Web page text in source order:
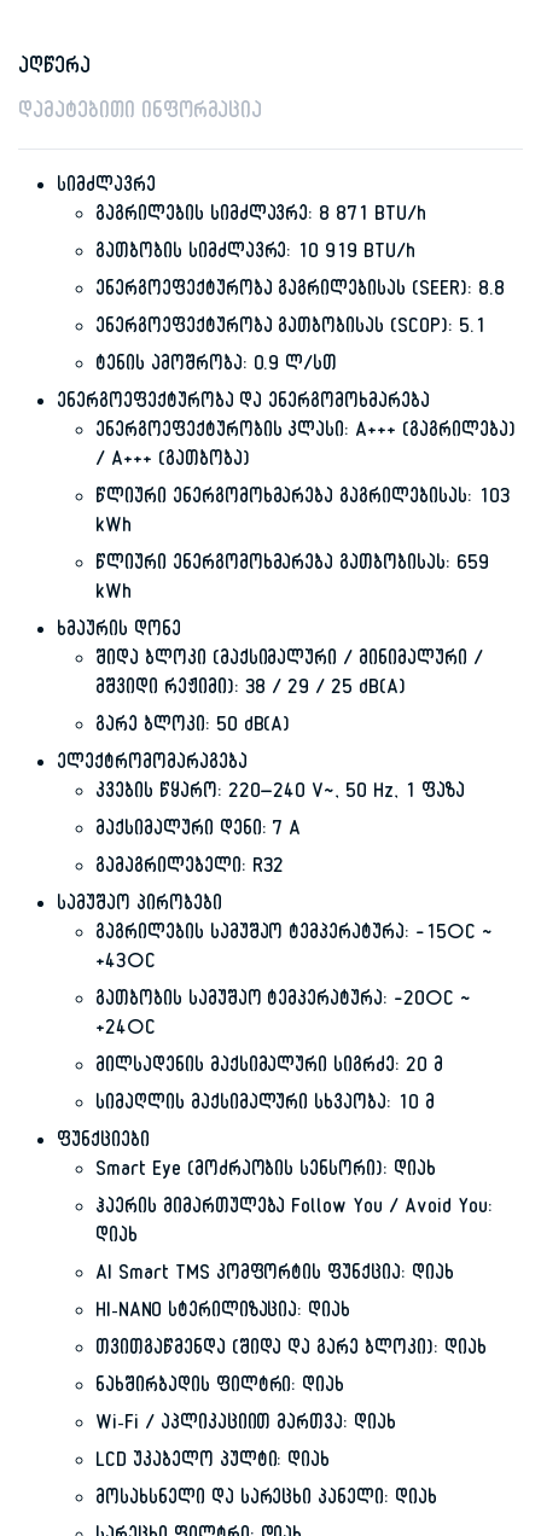
აღწერა
დამატებითი ინფორმაცია
სიმძლავრე
გაგრილების სიმძლავრე: 8 871 BTU/h
გათბობის სიმძლავრე: 10 919 BTU/h
ენერგოეფექტურობა გაგრილებისას (SEER): 8.8
ენერგოეფექტურობა გათბობისას (SCOP): 5.1
ტენის ამოშრობა: 0.9 ლ/სთ
ენერგოეფექტურობა და ენერგომოხმარება
ენერგოეფექტურობის კლასი: A+++ (გაგრილება)
/ A+++ (გათბობა)
წლიური ენერგომოხმარება გაგრილებისას: 103
kWh
წლიური ენერგომოხმარება გათბობისას: 659
kWh
ხმაურის დონე
შიდა ბლოკი (მაქსიმალური / მინიმალური /
მშვიდი რეჟიმი): 38 / 29 / 25 dB(A)
გარე ბლოკი: 50 dB(A)
ელექტრომომარაგება
კვების წყარო: 220–240 V~, 50 Hz, 1 ფაზა
მაქსიმალური დენი: 7 A
გამაგრილებელი: R32
სამუშაო პირობები
გაგრილების სამუშაო ტემპერატურა: −15°C ~
+43°C
გათბობის სამუშაო ტემპერატურა: −20°C ~
+24°C
მილსადენის მაქსიმალური სიგრძე: 20 მ
სიმაღლის მაქსიმალური სხვაობა: 10 მ
ფუნქციები
Smart Eye (მოძრაობის სენსორი): დიახ
ჰაერის მიმართულება Follow You / Avoid You:
დიახ
AI Smart TMS კომფორტის ფუნქცია: დიახ
HI-NANO სტერილიზაცია: დიახ
თვითგაწმენდა (შიდა და გარე ბლოკი): დიახ
ნახშირბადის ფილტრი: დიახ
Wi-Fi / აპლიკაციით მართვა: დიახ
LCD უკაბელო პულტი: დიახ
მოსახსნელი და სარეცხი პანელი: დიახ